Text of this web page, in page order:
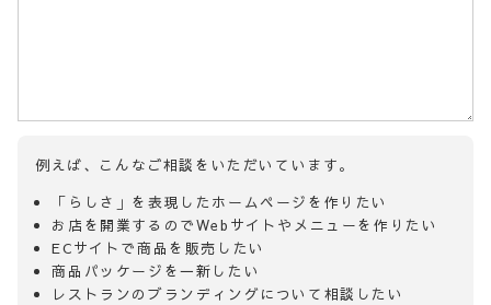
例えば、こんなご相談をいただいています。
「らしさ」を表現したホームページを作りたい
お店を開業するのでWebサイトやメニューを作りたい
ECサイトで商品を販売したい
商品パッケージを一新したい
レストランのブランディングについて相談したい